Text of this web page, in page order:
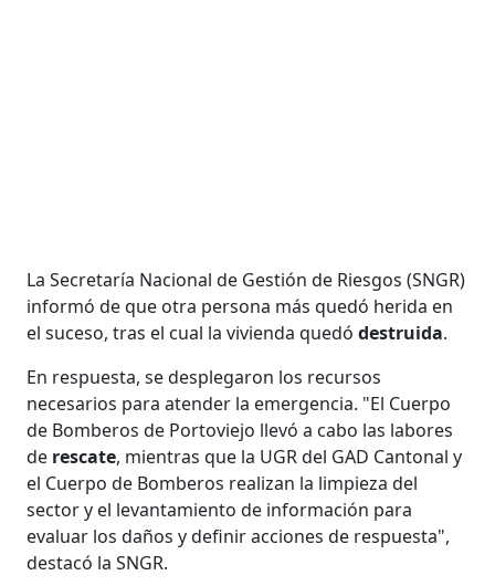
La Secretaría Nacional de Gestión de Riesgos (SNGR)
informó de que otra persona más quedó herida en
el suceso, tras el cual la vivienda quedódestruida.
En respuesta, se desplegaron los recursos
necesarios para atender la emergencia. "El Cuerpo
de Bomberos de Portoviejo llevó a cabo las labores
de rescate, mientras que la UGR del GAD Cantonal y
el Cuerpo de Bomberos realizan la limpieza del
sector y el levantamiento de información para
evaluar los daños y definir acciones de respuesta",
destacó la SNGR.